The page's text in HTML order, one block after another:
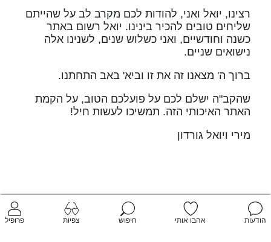
הודעות אהבו אותי חיפוש צפיות פרופיל
רצינו, יואל ואני, להודות לכם מקרב לב על שהייתם
שליחים טובים להכיר בינינו. יואל רשום באתר
כשנה וחודשיים, ואני כשלוש שנים, לשנינו אלה
נישואים שניים.
ברוך ה' מצאנו זה את זו וביא' באב התחתנו.
שהקב"ה ישלם לכם על פועלכם הטוב, על הקמת
האתר האיכותי הזה. תמשיכו לעשות חיל!
מירי ויואל גורדון